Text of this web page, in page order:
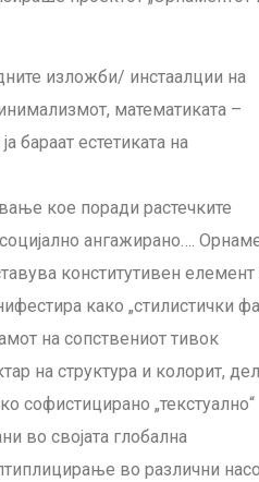
изложби/ инстаалции на
математиката –
бараат естетиката на
кое поради растечките
ангажирано….
конститутивен елемент
како „стилистички
на сопствениот тивок
на структура и колорит,
софистицирано „текстуално“
во својата глобална
во различни